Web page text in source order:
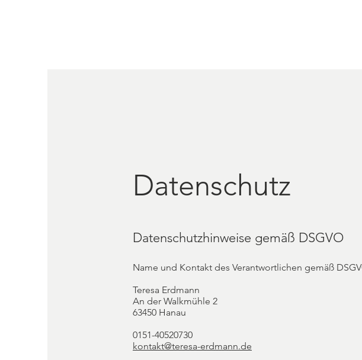
Datenschutz
Datenschutzhinweise gemäß DSGVO
Name und Kontakt des Verantwortlichen gemäß
Teresa Erdmann
An der Walkmühle 2
63450 Hanau
0151-40520730
kontakt@teresa-erdmann.de